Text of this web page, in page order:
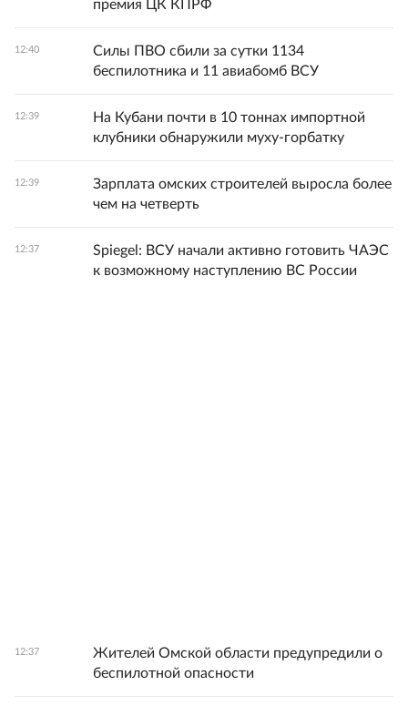
премия ЦК КПРФ
12:40
Силы ПВО сбили за сутки 1134
беспилотника и 11 авиабомб ВСУ
12:39
На Кубани почти в 10 тоннах импортной
клубники обнаружили муху‑горбатку
12:39
Зарплата омских строителей выросла более
чем на четверть
12:37
Spiegel: ВСУ начали активно готовить ЧАЭС
к возможному наступлению ВС России
12:37
Жителей Омской области предупредили о
беспилотной опасности